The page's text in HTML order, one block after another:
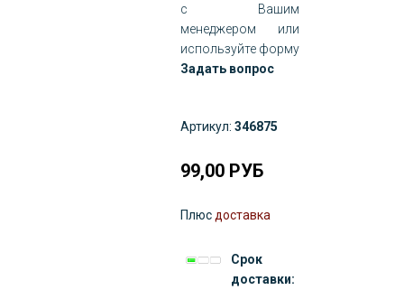
с Вашим
менеджером или
используйте форму
Задать вопрос
Артикул: 346875
99,00 РУБ
Плюс доставка
Срок
доставки: